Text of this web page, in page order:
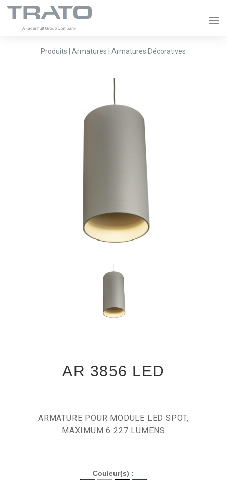
Produits | Armatures | Armatures Décoratives
AR 3856 LED
ARMATURE POUR MODULE LED SPOT,
MAXIMUM 6 227 LUMENS
Couleur(s) :